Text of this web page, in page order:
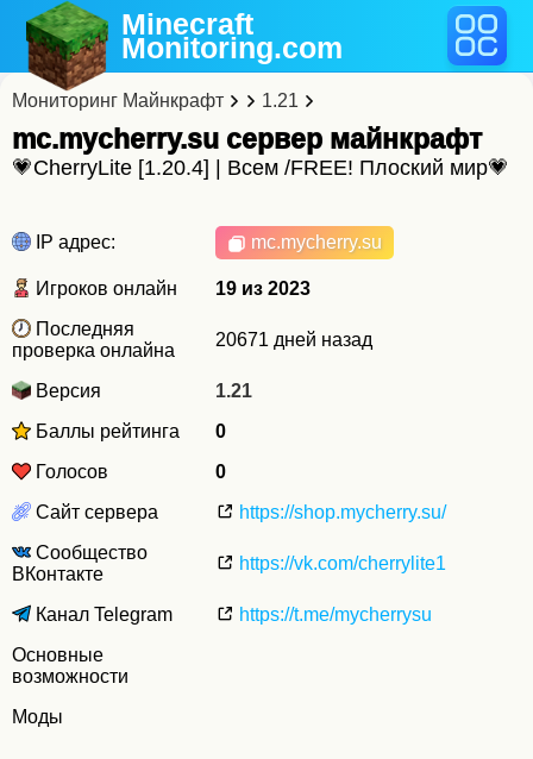
Minecraft
Monitoring.com
Мониторинг Майнкрафт 1.21
mc.mycherry.su cервер майнкрафт
💗CherryLite [1.20.4] | Всем /FREE! Плоский мир💗
IP адрес: mc.mycherry.su
Игроков онлайн
19 из 2023
Последняя
проверка онлайна
20671 дней назад
Версия
1.21
Баллы рейтинга
0
Голосов
0
Сайт сервера
https://shop.mycherry.su/
Сообщество
ВКонтакте
https://vk.com/cherrylite1
Канал Telegram
https://t.me/mycherrysu
Основные
возможности
Моды